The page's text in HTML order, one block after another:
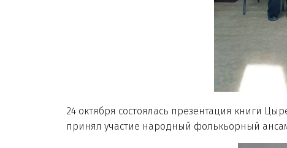
24 октября состоялась презентация книги
принял участие народный фолькьорный